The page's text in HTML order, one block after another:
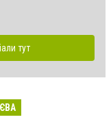
тут